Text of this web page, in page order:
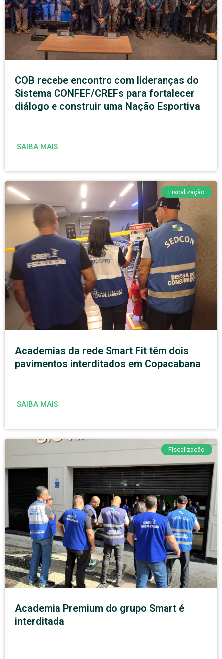
COB recebe encontro com lideranças do
Sistema CONFEF/CREFs para fortalecer
diálogo e construir uma Nação Esportiva
SAIBA MAIS
Fiscalização
Academias da rede Smart Fit têm dois
pavimentos interditados em Copacabana
SAIBA MAIS
Fiscalização
Academia Premium do grupo Smart é
interditada